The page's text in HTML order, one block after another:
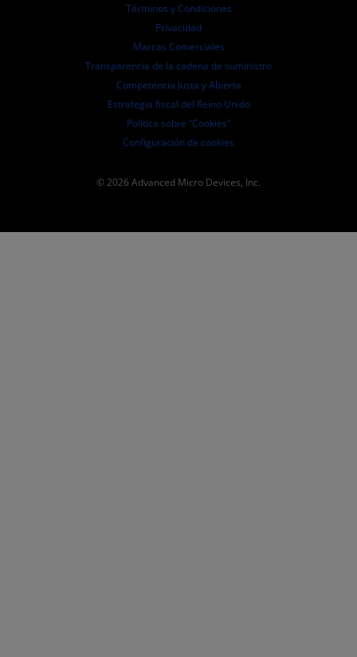
Pautas de dirección empresarial
Presentaciones ante la SEC
Términos y Condiciones
Privacidad
Marcas Comerciales
Transparencia de la cadena de suministro
Competencia Justa y Abierta
Estrategia fiscal del Reino Unido
Política sobre “Cookies”
Configuración de cookies
© 2026 Advanced Micro Devices, Inc.